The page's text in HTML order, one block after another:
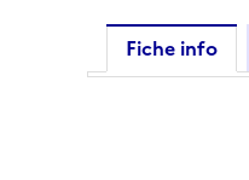
Fiche info